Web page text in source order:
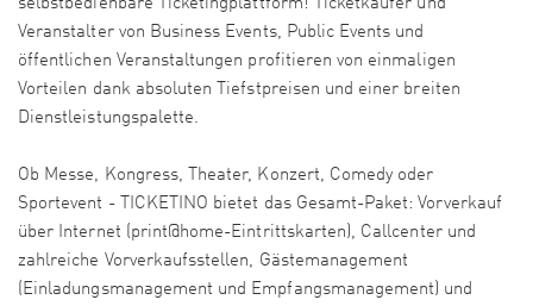
selbstbedienbare Ticketingplattform! Ticketkäufer und
Veranstalter von Business Events, Public Events und
öffentlichen Veranstaltungen profitieren von einmaligen
Vorteilen dank absoluten Tiefstpreisen und einer breiten
Dienstleistungspalette.
Ob Messe, Kongress, Theater, Konzert, Comedy oder
Sportevent - TICKETINO bietet das Gesamt-Paket: Vorverkauf
über Internet (print@home-Eintrittskarten), Callcenter und
zahlreiche Vorverkaufsstellen, Gästemanagement
(Einladungsmanagement und Empfangsmanagement) und